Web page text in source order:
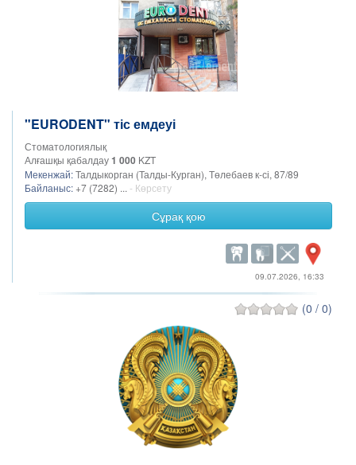
"EURODENT" тіс емдеуі
Стоматологиялық
Алғашқы қабалдау1 000 KZT
Мекенжай:Талдыкорган (Талды-Курган), Төлебаев к-сі, 87/89
Байланыс: +7 (7282) ... - Көрсету
Сұрақ қою
09.07.2026, 16:33
(0 / 0)